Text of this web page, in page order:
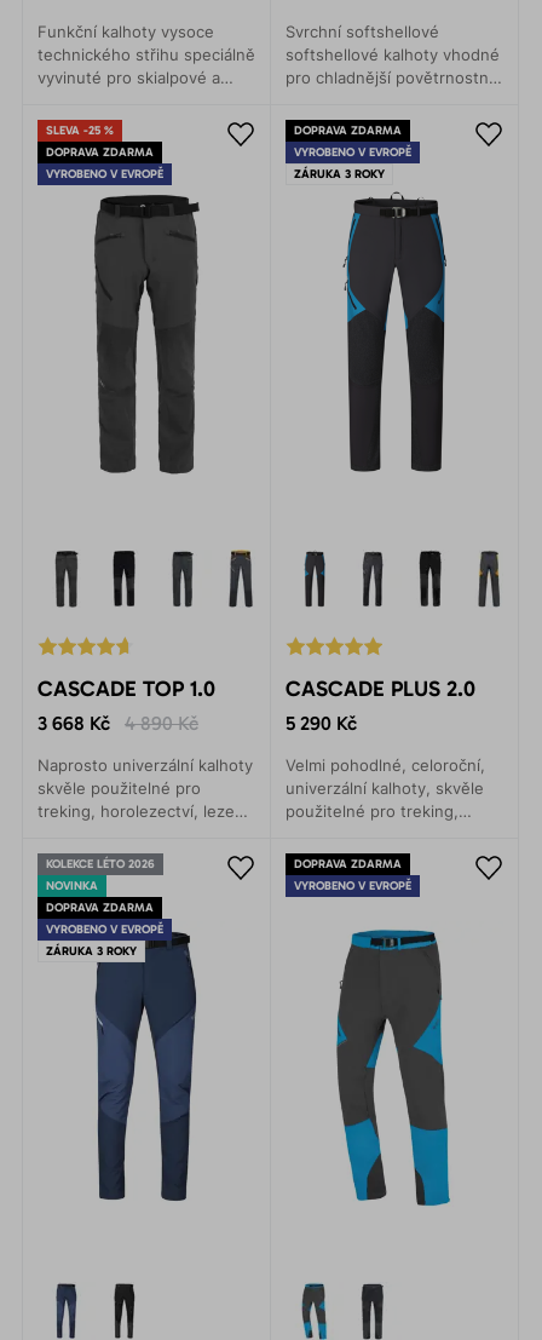
Funkční kalhoty vysoce
technického střihu speciálně
vyvinuté pro skialpové a
výpravy, ledové i mixové
lezení, ale i rekreační
běžecké lyžování.
Svrchní softshellové
softshellové kalhoty vhodné
pro chladnější povětrnostní
pohyb v horách,
skialpinismus a lyžování.
SLEVA -25 %
DOPRAVA ZDARMA
VYROBENO V EVROPĚ
CASCADE TOP 1.0
3 668 Kč 4 890 Kč
Naprosto univerzální kalhoty
skvěle použitelné pro
treking, horolezectví, lezení
přesný střih umožňuje
naprosto volný pohyb.
DOPRAVA ZDARMA
VYROBENO V EVROPĚ
ZÁRUKA 3 ROKY
CASCADE PLUS 2.0
5 290 Kč
Velmi pohodlné, celoroční,
univerzální kalhoty, skvěle
použitelné pro treking,
turistiku, kolo i každodenní
nošení.
KOLEKCE LÉTO 2026
NOVINKA
DOPRAVA ZDARMA
VYROBENO V EVROPĚ
ZÁRUKA 3 ROKY
DOPRAVA ZDARMA
VYROBENO V EVROPĚ